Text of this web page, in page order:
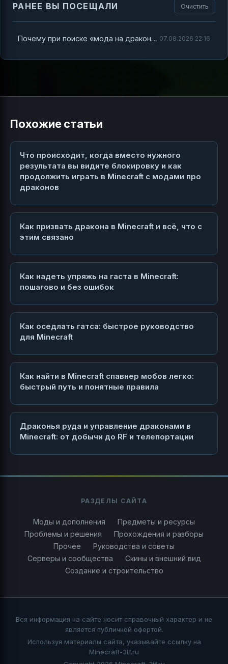
РАНЕЕ ВЫ ПОСЕЩАЛИ Очистить
Почему при поиске «мода на драконов Minecraft» может появляться блокировка и как быстро разобраться, что делать 07.08.2026 22:16
Похожие статьи
Что происходит, когда вместо нужного
результата вы видите блокировку и как
продолжить играть в Minecraft с модами про
драконов
Как призвать дракона в Minecraft и всё, что с
этим связано
Как надеть упряжь на гаста в Minecraft:
пошагово и без ошибок
Как оседлать гатса: быстрое руководство
для Minecraft
Как найти в Minecraft спавнер мобов легко:
быстрый путь и понятные правила
Драконья руда и управление драконами в
Minecraft: от добычи до RF и телепортации
РАЗДЕЛЫ САЙТА
Моды и дополнения
Предметы и ресурсы
Проблемы и решения
Прохождения и разборы
Прочее
Руководства и советы
Серверы и сообщества
Скины и внешний вид
Создание и строительство
Вся информация на сайте носит справочный характер и не
является публичной офертой.
Используя материалы сайта, указывайте ссылку на
Minecraft-3tf.ru